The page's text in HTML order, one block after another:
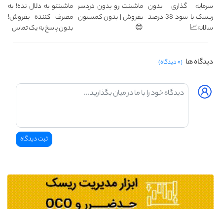
سرمایه گذاری بدون
ریسک با سود 38 درصد
سالانه📈
ماشینت رو بدون دردسر
بفروش | بدون کمسیون
😍
ماشینتو به دلال نده! به
مصرف کننده بفروش!
بدون پاسخ به یک تماس
دیدگاه ها (۰ دیدگاه)